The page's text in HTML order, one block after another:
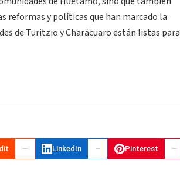
reformas y políticas que han marcado la
de Turitzio y Charácuaro están listas para
LinkedIn Pinterest